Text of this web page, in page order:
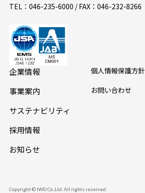
TEL：046-235-6000 / FAX：046-232-8266
企業情報
事業案内
サステナビリティ
採用情報
お知らせ
個人情報保護方針
お問い合わせ
Copyright © IWD Co.,Ltd. All rights reserved.